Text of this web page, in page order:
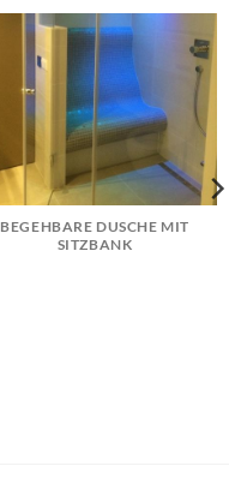
BEGEHBARE DUSCHE MIT
SITZBANK